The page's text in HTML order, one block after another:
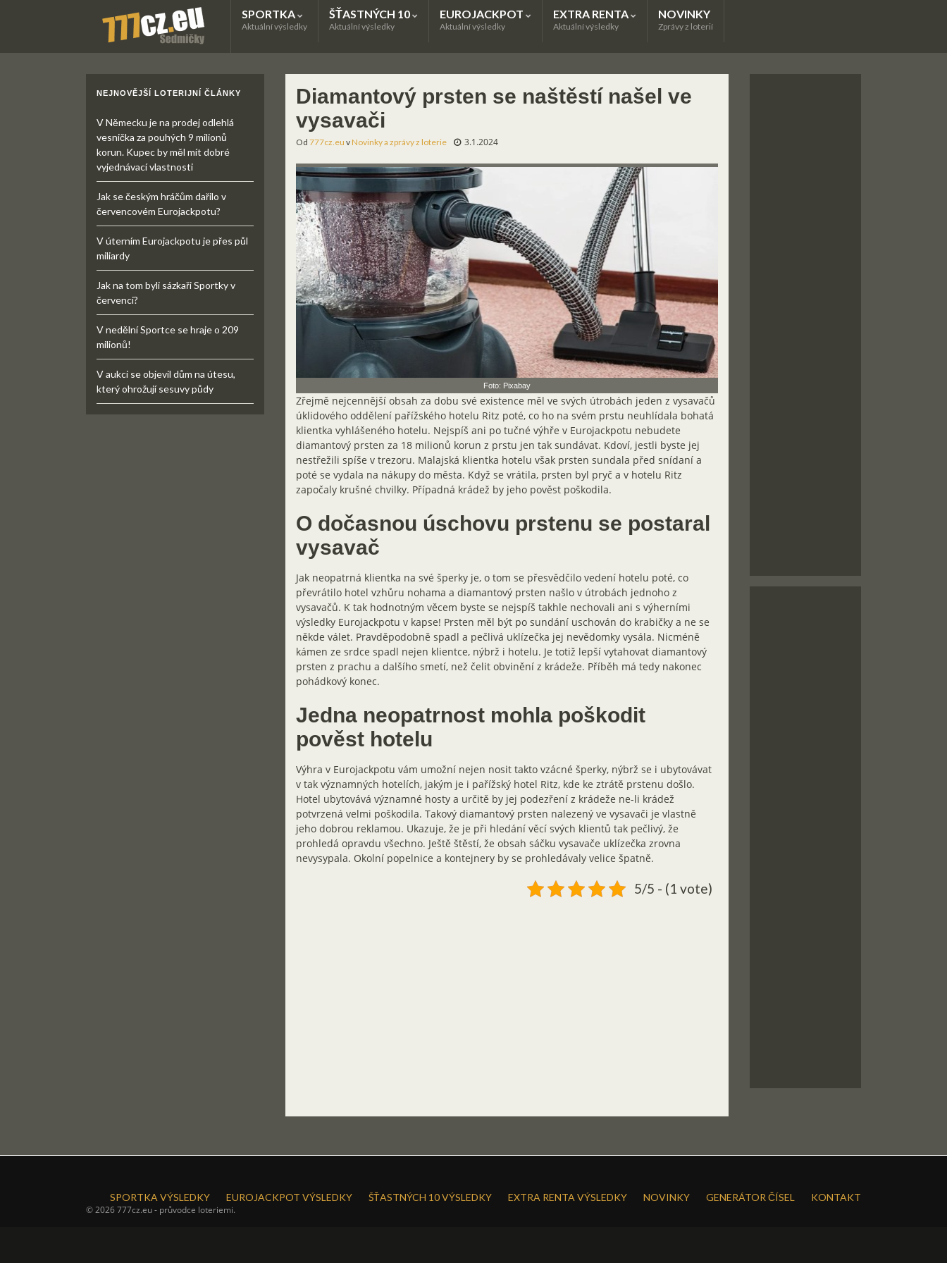
SPORTKA
Aktuální výsledky
ŠŤASTNÝCH 10
Aktuální výsledky
EUROJACKPOT
Aktuální výsledky
EXTRA RENTA
Aktuální výsledky
NOVINKY
Zprávy z loterií
Diamantový prsten se naštěstí našel ve
vysavači
Od 777cz.eu vNovinky a zprávy z loterie 3.1.2024
Foto: Pixabay
Zřejmě nejcennější obsah za dobu své existence měl ve svých útrobách jeden z vysavačů
úklidového oddělení pařížského hotelu Ritz poté, co ho na svém prstu neuhlídala bohatá
klientka vyhlášeného hotelu. Nejspíš ani po tučné výhře v Eurojackpotu nebudete
diamantový prsten za 18 milionů korun z prstu jen tak sundávat. Kdoví, jestli byste jej
nestřežili spíše v trezoru. Malajská klientka hotelu však prsten sundala před snídaní a
poté se vydala na nákupy do města. Když se vrátila, prsten byl pryč a v hotelu Ritz
započaly krušné chvilky. Případná krádež by jeho pověst poškodila.
O dočasnou úschovu prstenu se postaral
vysavač
Jak neopatrná klientka na své šperky je, o tom se přesvědčilo vedení hotelu poté, co
převrátilo hotel vzhůru nohama a diamantový prsten našlo v útrobách jednoho z
vysavačů. K tak hodnotným věcem byste se nejspíš takhle nechovali ani s výherními
výsledky Eurojackpotu v kapse! Prsten měl být po sundání uschován do krabičky a ne se
někde válet. Pravděpodobně spadl a pečlivá uklízečka jej nevědomky vysála. Nicméně
kámen ze srdce spadl nejen klientce, nýbrž i hotelu. Je totiž lepší vytahovat diamantový
prsten z prachu a dalšího smetí, než čelit obvinění z krádeže. Příběh má tedy nakonec
pohádkový konec.
Jedna neopatrnost mohla poškodit
pověst hotelu
Výhra v Eurojackpotu vám umožní nejen nosit takto vzácné šperky, nýbrž se i ubytovávat
v tak významných hotelích, jakým je i pařížský hotel Ritz, kde ke ztrátě prstenu došlo.
Hotel ubytovává významné hosty a určitě by jej podezření z krádeže ne-li krádež
potvrzená velmi poškodila. Takový diamantový prsten nalezený ve vysavači je vlastně
jeho dobrou reklamou. Ukazuje, že je při hledání věcí svých klientů tak pečlivý, že
prohledá opravdu všechno. Ještě štěstí, že obsah sáčku vysavače uklízečka zrovna
nevysypala. Okolní popelnice a kontejnery by se prohledávaly velice špatně.
5/5 - (1 vote)
NEJNOVĚJŠÍ LOTERIJNÍ ČLÁNKY
V Německu je na prodej odlehlá
vesnička za pouhých 9 milionů
korun. Kupec by měl mít dobré
vyjednávací vlastnosti
Jak se českým hráčům dařilo v
červencovém Eurojackpotu?
V úterním Eurojackpotu je přes půl
miliardy
Jak na tom byli sázkaři Sportky v
červenci?
V nedělní Sportce se hraje o 209
milionů!
V aukci se objevil dům na útesu,
který ohrožují sesuvy půdy
SPORTKA VÝSLEDKY EUROJACKPOT VÝSLEDKY ŠŤASTNÝCH 10 VÝSLEDKY EXTRA RENTA VÝSLEDKY NOVINKY GENERÁTOR ČÍSEL
KONTAKT
© 2026 777cz.eu - průvodce loteriemi.